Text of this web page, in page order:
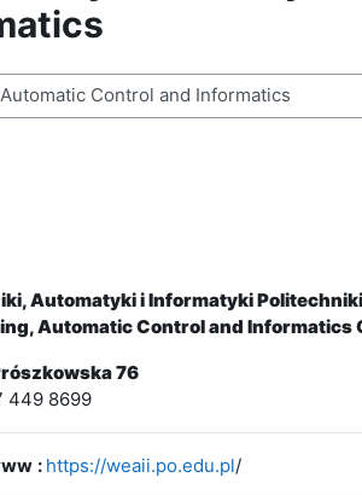
Automatyki i Informatyki
Automatic Control and Informatics
76
449 8699
: https://weaii.po.edu.pl/